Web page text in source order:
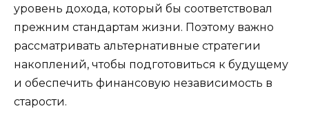
уровень дохода, который бы соответствовал
прежним стандартам жизни. Поэтому важно
рассматривать альтернативные стратегии
накоплений, чтобы подготовиться к будущему
и обеспечить финансовую независимость в
старости.